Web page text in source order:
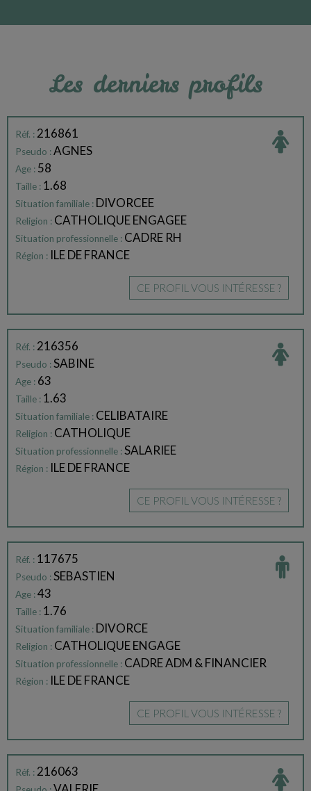
Les derniers profils
Réf. : 216861
Pseudo :AGNES
Age : 58
Taille : 1.68
Situation familiale : DIVORCEE
Religion : CATHOLIQUE ENGAGEE
Situation professionnelle : CADRE RH
Région : ILE DE FRANCE
CE PROFIL VOUS INTÉRESSE ?
Réf. : 216356
Pseudo :SABINE
Age : 63
Taille : 1.63
Situation familiale : CELIBATAIRE
Religion : CATHOLIQUE
Situation professionnelle :SALARIEE
Région : ILE DE FRANCE
CE PROFIL VOUS INTÉRESSE ?
Réf. : 117675
Pseudo :SEBASTIEN
Age :43
Taille : 1.76
Situation familiale : DIVORCE
Religion : CATHOLIQUE ENGAGE
Situation professionnelle : CADRE ADM & FINANCIER
Région : ILE DE FRANCE
CE PROFIL VOUS INTÉRESSE ?
Réf. : 216063